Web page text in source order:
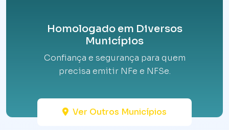
Homologado em Diversos
Municípios
Confiança e segurança para quem
precisa emitir NFe e NFSe.
Ver Outros Municípios